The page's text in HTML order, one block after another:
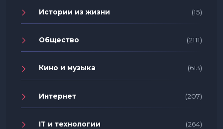
Истории из жизни (15)
Общество (2111)
Кино и музыка (613)
Интернет (207)
IT и технологии (264)